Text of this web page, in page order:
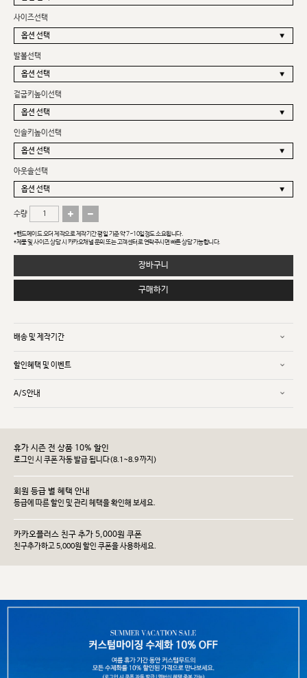
사이즈선택
발볼선택
겉굽키높이선택
인솔키높이선택
아웃솔선택
수량
*핸드메이드 오더 제작으로 제작기간 평일 기준 약 7~10일정도 소요됩니다.
*제품 및 사이즈 상담 시 카카오채널 문의 또는 고객센터로 연락주시면 빠른 상담 가능합니다.
장바구니
구매하기
배송 및 제작기간
할인혜택 및 이벤트
A/S안내
휴가 시즌 전 상품 10% 할인
로그인 시 쿠폰 자동 발급 됩니다(8.1~8.9 까지)
회원 등급 별 혜택 안내
등급에 따른 할인 및 관리 헤택을 확인해 보세요.
카카오플러스 친구 추가 5,000원 쿠폰
친구추가하고 5,000원 할인 쿠폰을 사용하세요.